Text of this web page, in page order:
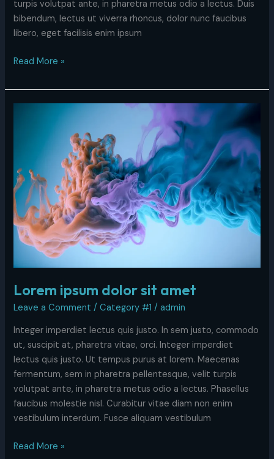
turpis volutpat ante, in pharetra metus odio a lectus. Duis
bibendum, lectus ut viverra rhoncus, dolor nunc faucibus
libero, eget facilisis enim ipsum
Read More »
Lorem ipsum dolor sit amet
Leave a Comment /Category #1 /admin
Integer imperdiet lectus quis justo. In sem justo, commodo
ut, suscipit at, pharetra vitae, orci. Integer imperdiet
lectus quis justo. Ut tempus purus at lorem. Maecenas
fermentum, sem in pharetra pellentesque, velit turpis
volutpat ante, in pharetra metus odio a lectus. Phasellus
faucibus molestie nisl. Curabitur vitae diam non enim
vestibulum interdum. Fusce aliquam vestibulum
amet
Read More »